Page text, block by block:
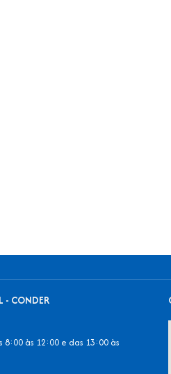
- CONDER
às 12:00 e das 13:00 às